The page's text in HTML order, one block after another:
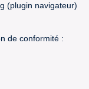
(plugin navigateur)
de conformité :